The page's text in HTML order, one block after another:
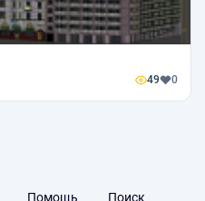
49 0
Помощь Поиск